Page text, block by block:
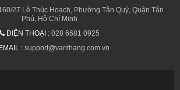
27 Lê Thúc Hoạch, Phường Tân Quý, Quận Tân
Phú, Hồ Chí Minh
ĐIỆN THOẠI : 028 6681 0925
EMAIL : support@vanthang.com.vn